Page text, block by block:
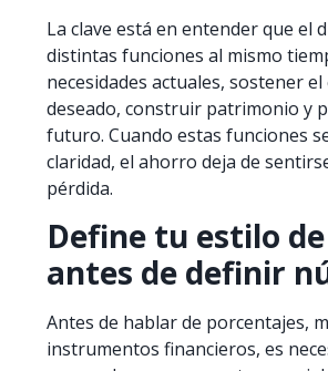
La clave está en entender que el
distintas funciones al mismo
necesidades actuales, sostener
deseado, construir patrimonio y
futuro. Cuando estas funciones
claridad, el ahorro deja de
pérdida.
Define tu estilo
antes de definir
Antes de hablar de porcentajes,
instrumentos financieros, es